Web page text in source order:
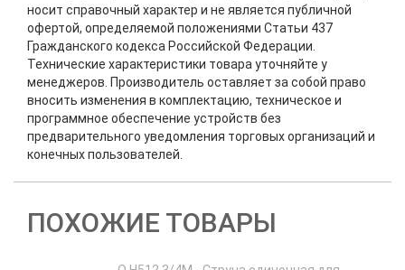
носит справочный характер и не является публичной
офертой, определяемой положениями Статьи 437
Гражданского кодекса Российской Федерации.
Технические характеристики товара уточняйте у
менеджеров. Производитель оставляет за собой право
вносить изменения в комплектацию, техническое и
программное обеспечение устройств без
предварительного уведомления торговых организаций и
конечных пользователей.
ПОХОЖИЕ ТОВАРЫ